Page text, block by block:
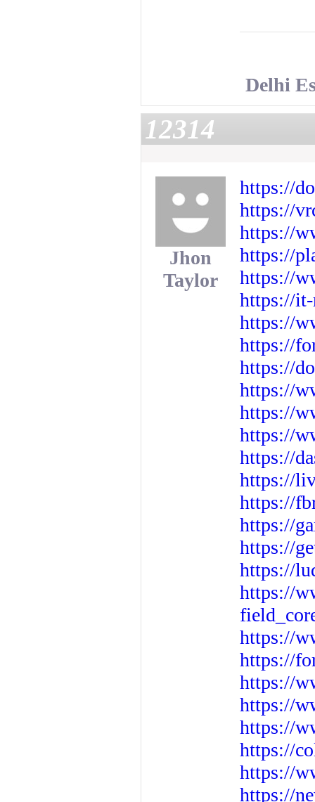
Delhi
12314
Jhon
Taylor
https://
https://
https://
https://
https://
https://
https://
https://
https://
https://
https://
https://
https://
https://
https://
https://
https://
https://
https://
https://
https://
https://
https://
https://
https://
https://
https://